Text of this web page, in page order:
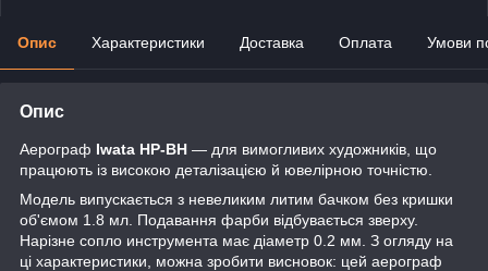
Опис Характеристики Доставка Оплата Умови
Опис
Аерограф Iwata HP-BH — для вимогливих художників, що
працюють із високою деталізацією й ювелірною точністю.
Модель випускається з невеликим литим бачком без кришки
об'ємом 1.8 мл. Подавання фарби відбувається зверху.
Нарізне сопло инструмента має діаметр 0.2 мм. З огляду на
ці характеристики, можна зробити висновок: цей аерограф